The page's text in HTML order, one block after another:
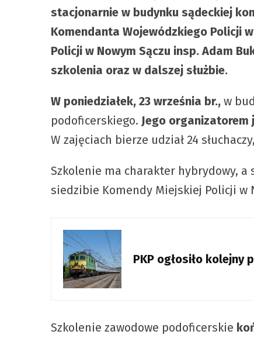
stacjonarnie w budynku sądeckiej
Komendanta Wojewódzkiego Policji
Policji w Nowym Sączu insp. Adam
szkolenia oraz w dalszej służbie.
W poniedziałek, 23 września br., w
podoficerskiego. Jego organizatorem
W zajęciach bierze udział 24
Szkolenie ma charakter hybrydowy,
siedzibie Komendy Miejskiej Policji w
PKP ogłosiło kolejny
Szkolenie zawodowe podoficerskie